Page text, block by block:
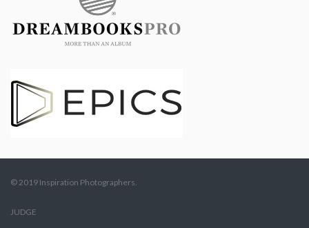
© 2019 Inspiration Photographers.
JUDGE